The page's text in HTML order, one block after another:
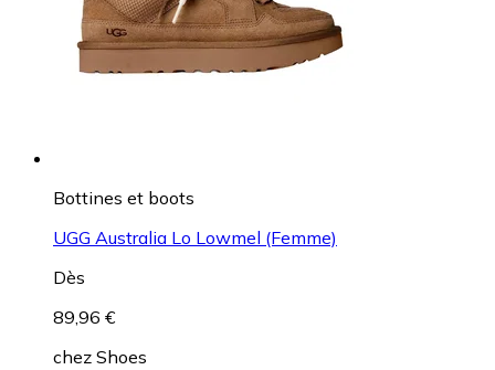
Bottines et boots
UGG Australia Lo Lowmel (Femme)
Dès
89,96 €
chez Shoes